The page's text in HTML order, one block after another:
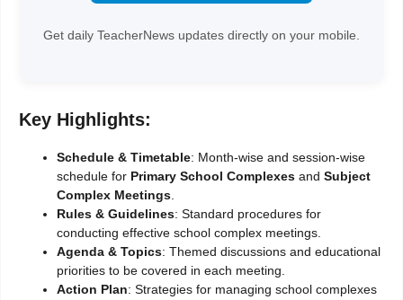
Get daily TeacherNews updates directly on your mobile.
Key Highlights:
Schedule & Timetable: Month-wise and session-wise
schedule for Primary School Complexes and Subject
Complex Meetings.
Rules & Guidelines: Standard procedures for
conducting effective school complex meetings.
Agenda & Topics: Themed discussions and educational
priorities to be covered in each meeting.
Action Plan: Strategies for managing school complexes